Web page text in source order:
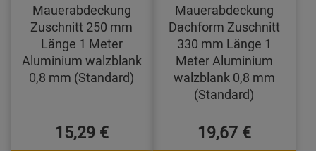
Mauerabdeckung
Zuschnitt 250 mm
Länge 1 Meter
Aluminium walzblank
0,8 mm (Standard)
15,29 €
Mauerabdeckung
Dachform Zuschnitt
330 mm Länge 1
Meter Aluminium
walzblank 0,8 mm
(Standard)
19,67 €